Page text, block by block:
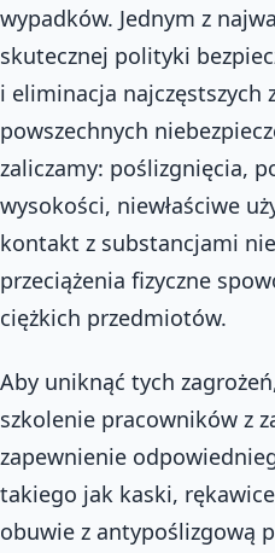
wypadków. Jednym z
skutecznej polityki
i eliminacja najczęstszych
powszechnych
zaliczamy: poślizgnięcia,
wysokości, niewłaściwe
kontakt z substancjami
przeciążenia fizyczne
ciężkich przedmiotów.
Aby uniknąć tych
szkolenie pracowników z
zapewnienie
takiego jak kaski,
obuwie z antypoślizgową